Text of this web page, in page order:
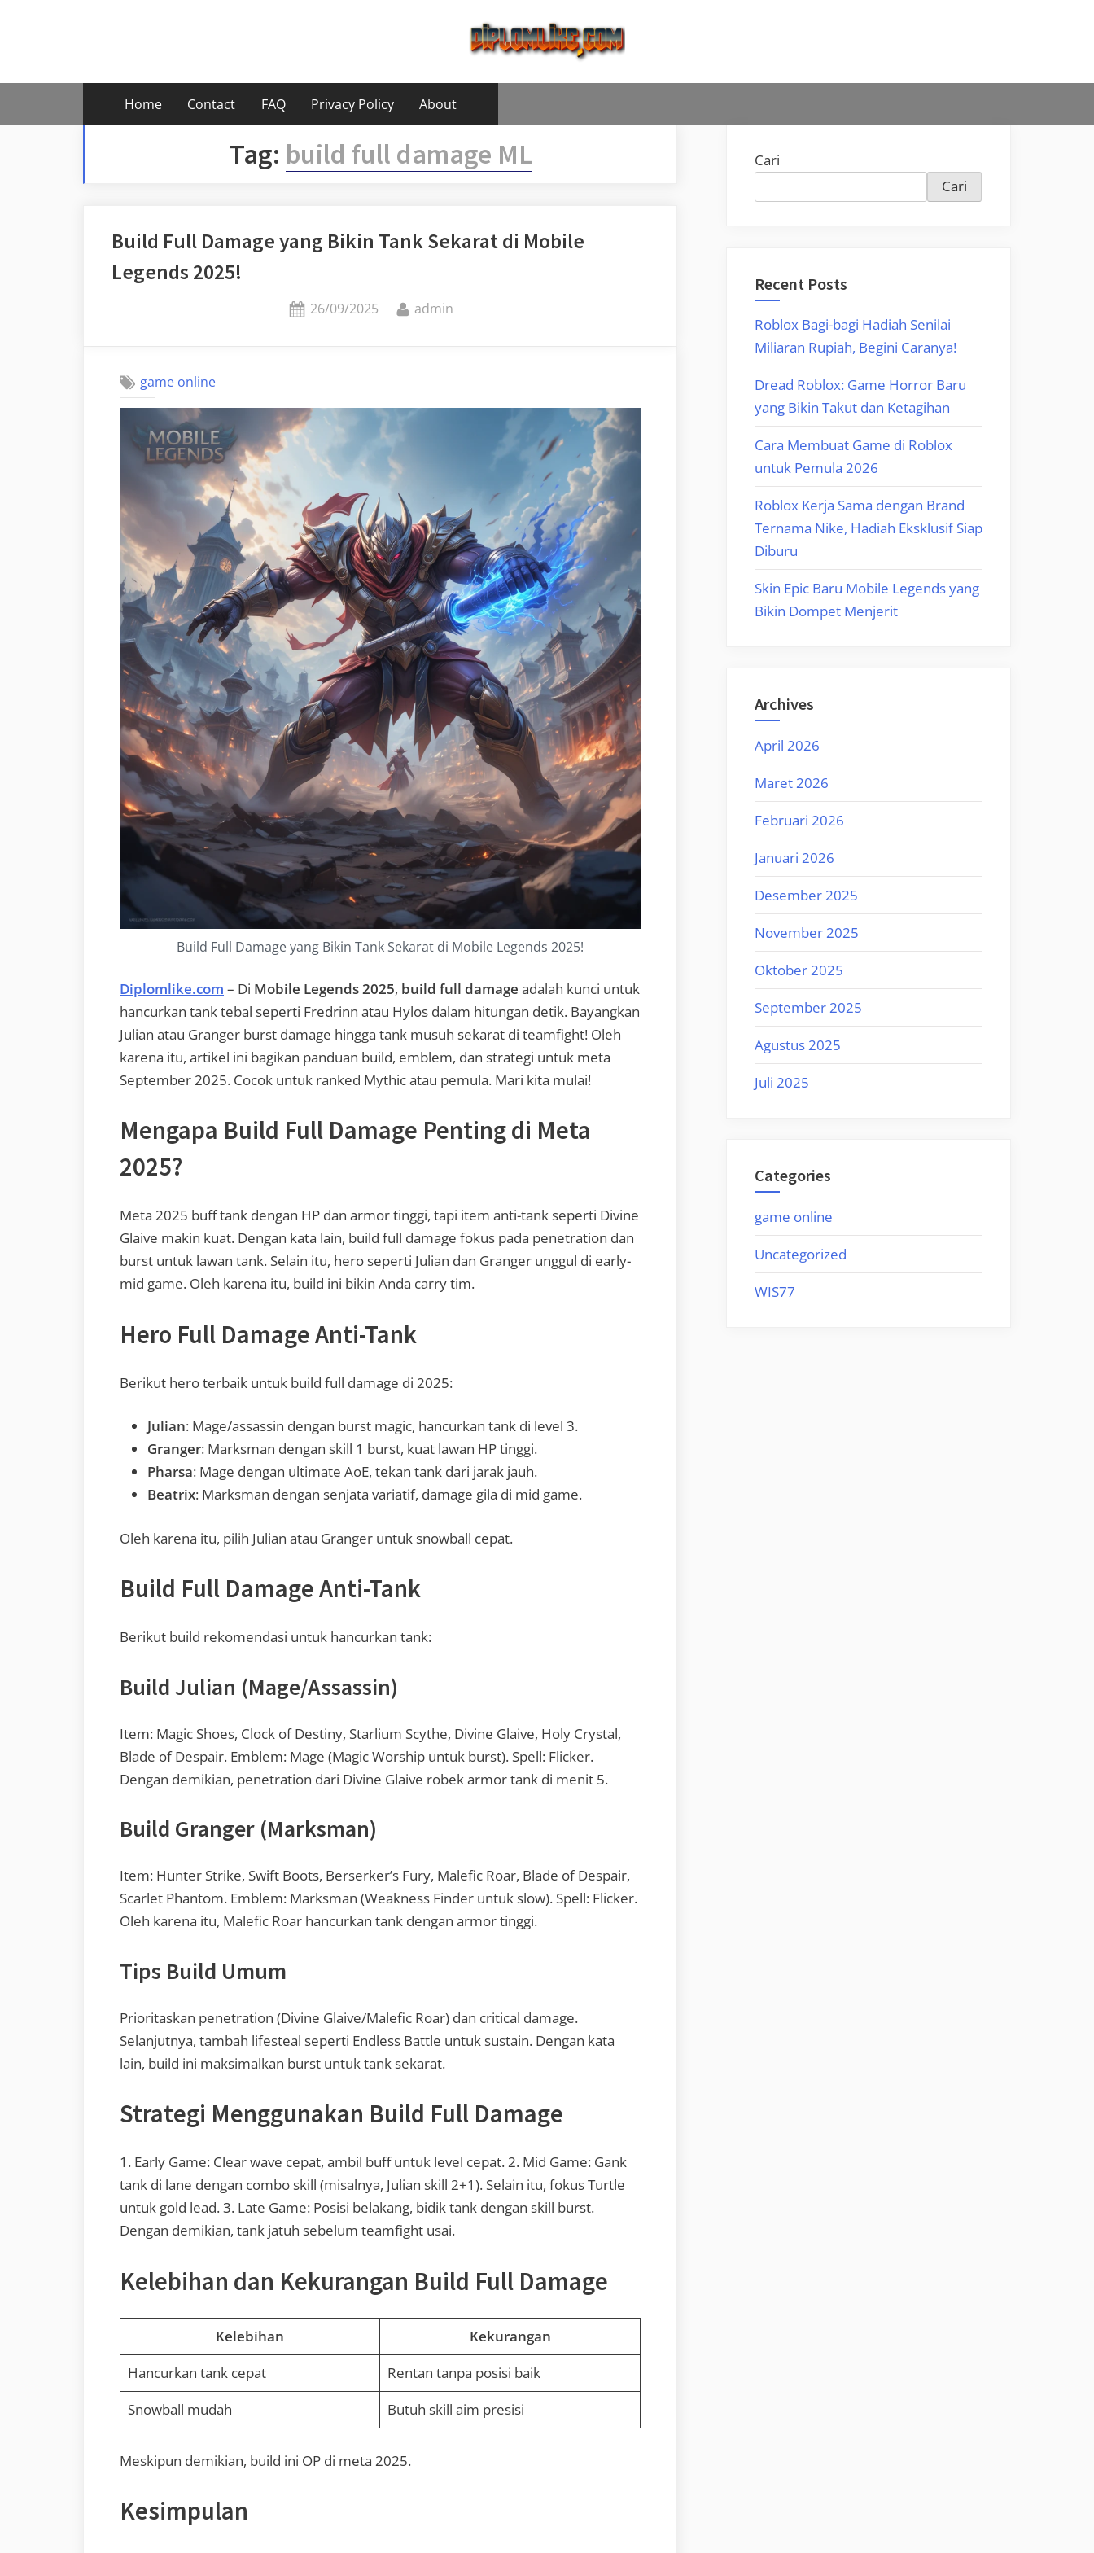
Home Contact FAQ Privacy Policy About
Tag: build full damage ML
Build Full Damage yang Bikin Tank Sekarat di Mobile
Legends 2025!
Posted
26/09/2025 By
admin
game online
Build Full Damage yang Bikin Tank Sekarat di Mobile Legends 2025!
Diplomlike.com – Di Mobile Legends 2025, build full damage adalah kunci untuk
hancurkan tank tebal seperti Fredrinn atau Hylos dalam hitungan detik. Bayangkan
Julian atau Granger burst damage hingga tank musuh sekarat di teamfight! Oleh
karena itu, artikel ini bagikan panduan build, emblem, dan strategi untuk meta
September 2025. Cocok untuk ranked Mythic atau pemula. Mari kita mulai!
Mengapa Build Full Damage Penting di Meta
2025?
Meta 2025 buff tank dengan HP dan armor tinggi, tapi item anti-tank seperti Divine
Glaive makin kuat. Dengan kata lain, build full damage fokus pada penetration dan
burst untuk lawan tank. Selain itu, hero seperti Julian dan Granger unggul di early-
mid game. Oleh karena itu, build ini bikin Anda carry tim.
Hero Full Damage Anti-Tank
Berikut hero terbaik untuk build full damage di 2025:
Julian: Mage/assassin dengan burst magic, hancurkan tank di level 3.
Granger: Marksman dengan skill 1 burst, kuat lawan HP tinggi.
Pharsa: Mage dengan ultimate AoE, tekan tank dari jarak jauh.
Beatrix: Marksman dengan senjata variatif, damage gila di mid game.
Oleh karena itu, pilih Julian atau Granger untuk snowball cepat.
Build Full Damage Anti-Tank
Berikut build rekomendasi untuk hancurkan tank:
Build Julian (Mage/Assassin)
Item: Magic Shoes, Clock of Destiny, Starlium Scythe, Divine Glaive, Holy Crystal,
Blade of Despair. Emblem: Mage (Magic Worship untuk burst). Spell: Flicker.
Dengan demikian, penetration dari Divine Glaive robek armor tank di menit 5.
Build Granger (Marksman)
Item: Hunter Strike, Swift Boots, Berserker’s Fury, Malefic Roar, Blade of Despair,
Scarlet Phantom. Emblem: Marksman (Weakness Finder untuk slow). Spell: Flicker.
Oleh karena itu, Malefic Roar hancurkan tank dengan armor tinggi.
Tips Build Umum
Prioritaskan penetration (Divine Glaive/Malefic Roar) dan critical damage.
Selanjutnya, tambah lifesteal seperti Endless Battle untuk sustain. Dengan kata
lain, build ini maksimalkan burst untuk tank sekarat.
Strategi Menggunakan Build Full Damage
1. Early Game: Clear wave cepat, ambil buff untuk level cepat. 2. Mid Game: Gank
tank di lane dengan combo skill (misalnya, Julian skill 2+1). Selain itu, fokus Turtle
untuk gold lead. 3. Late Game: Posisi belakang, bidik tank dengan skill burst.
Dengan demikian, tank jatuh sebelum teamfight usai.
Kelebihan dan Kekurangan Build Full Damage
Kelebihan
Kekurangan
Hancurkan tank cepat
Rentan tanpa posisi baik
Snowball mudah
Butuh skill aim presisi
Meskipun demikian, build ini OP di meta 2025.
Kesimpulan
Cari
Cari
Recent Posts
Roblox Bagi-bagi Hadiah Senilai
Miliaran Rupiah, Begini Caranya!
Dread Roblox: Game Horror Baru
yang Bikin Takut dan Ketagihan
Cara Membuat Game di Roblox
untuk Pemula 2026
Roblox Kerja Sama dengan Brand
Ternama Nike, Hadiah Eksklusif Siap
Diburu
Skin Epic Baru Mobile Legends yang
Bikin Dompet Menjerit
Archives
April 2026
Maret 2026
Februari 2026
Januari 2026
Desember 2025
November 2025
Oktober 2025
September 2025
Agustus 2025
Juli 2025
Categories
game online
Uncategorized
WIS77